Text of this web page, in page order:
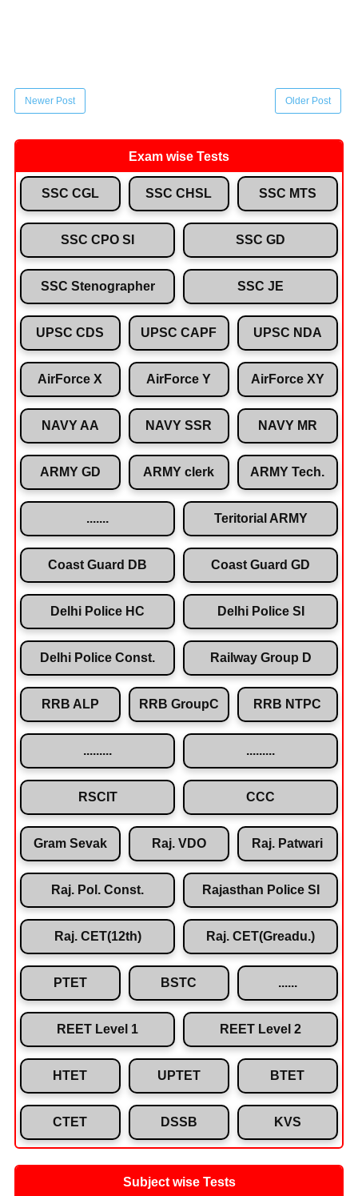
Newer Post Older Post
Exam wise Tests
SSC CGL SSC CHSL SSC MTS
SSC CPO SI SSC GD
SSC Stenographer SSC JE
UPSC CDS UPSC CAPF UPSC NDA
AirForce X AirForce Y AirForce XY
NAVY AA NAVY SSR NAVY MR
ARMY GD ARMY clerk ARMY Tech.
Teritorial ARMY
Coast Guard DB Coast Guard GD
Delhi Police HC Delhi Police SI
Delhi Police Const. Railway Group D
RRB ALP RRB GroupC RRB NTPC
RSCIT CCC
Gram Sevak Raj. VDO Raj. Patwari
Raj. Pol. Const. Rajasthan Police SI
Raj. CET(12th) Raj. CET(Greadu.)
PTET BSTC
REET Level 1 REET Level 2
HTET UPTET BTET
CTET DSSB KVS
Subject wise Tests